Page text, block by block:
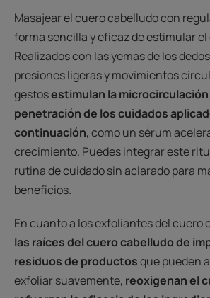
Masajear el cuero cabelludo con
forma sencilla y eficaz de estimular
Realizados con las yemas de los
presiones ligeras y movimientos
gestosestimulan la
penetración de los cuidados
continuación, como un sérum
crecimiento. Puedes integrar este
rutina de cuidado sin aclarado para
beneficios.
En cuanto a los exfoliantes del cuero
las raíces del cuero cabelludo de
residuos de productosque pueden
exfoliar suavemente, reoxigenan el